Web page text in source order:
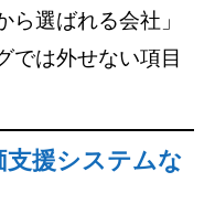
ら選ばれる会社」
では外せない項目
支援システムな